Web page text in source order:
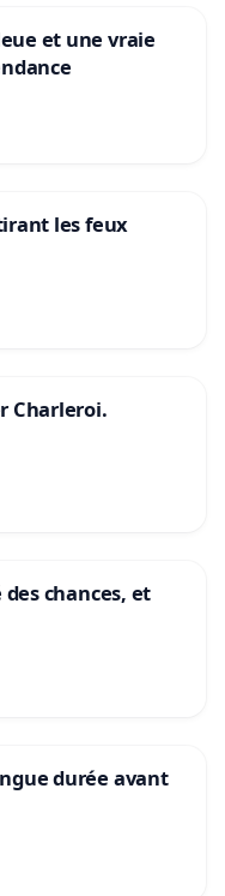
et une vraie
les feux
Charleroi.
chances, et
durée avant